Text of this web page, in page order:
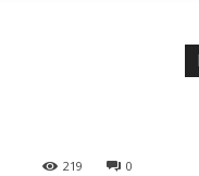
0
219